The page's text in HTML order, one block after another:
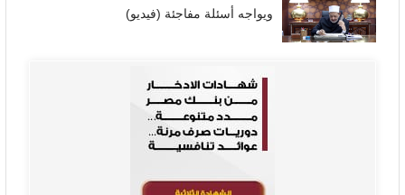
ويواجه أسئلة مفاجئة (فيديو)